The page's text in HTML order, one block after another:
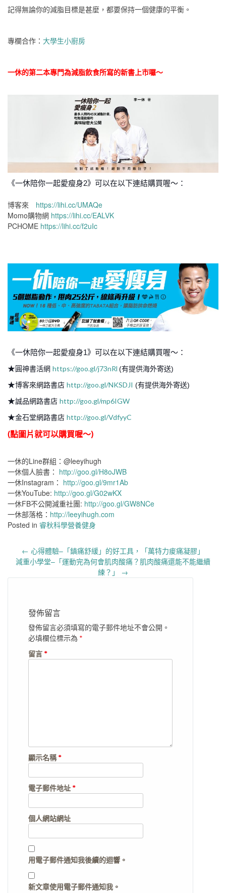
記得無論你的減脂目標是甚麼，都要保持一個健康的平衡。
專欄合作： 大學生小廚房
一休的第二本專門為減脂飲食所寫的新書上市囉～
《一休陪你一起愛瘦身2》可以在以下連結購買喔～：
博客來 https://lihi.cc/UMAQe
Momo購物網 https://lihi.cc/EALVK
PCHOME https://lihi.cc/f2uIc
《一休陪你一起愛瘦身1》可以在以下連結購買喔～：
★ 圓神書活網 https://goo.gl/j73nRl (有提供海外寄送)
★博客來網路書店 http://goo.gl/NKSDJI (有提供海外寄送)
★誠品網路書店 http://goo.gl/mp6IGW
★金石堂網路書店 http://goo.gl/VdfyyC
(點圖片就可以購買喔～)
一休的Line群組：@leeyihugh
一休個人臉書： http://goo.gl/H8oJWB
一休Instagram： http://goo.gl/9mr1Ab
一休YouTube: http://goo.gl/G02wKX
一休FB不公開減重社團: http://goo.gl/GW8NCe
一休部落格： http://leeyihugh.com
Posted in 睿秋科學營養健身
Post
navigation
← 心得體驗–「鎮痛舒緩」的好工具，「萬特力痠痛凝膠」
減重小學堂–「運動完為何會肌肉酸痛？肌肉酸痛還能不能繼續
練？」 →
發佈留言
發佈留言必須填寫的電子郵件地址不會公開。
必填欄位標示為 *
留言 *
顯示名稱*
電子郵件地址 *
個人網站網址
用電子郵件通知我後續的迴響。
新文章使用電子郵件通知我。